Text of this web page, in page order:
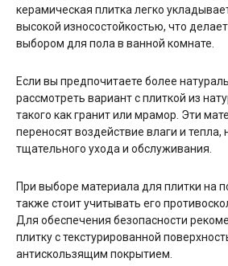
керамическая плитка легко
высокой износостойкостью, что
выбором для пола в ванной комнате.
Если вы предпочитаете более
рассмотреть вариант с плиткой из
такого как гранит или мрамор. Эти
переносят воздействие влаги и тепла,
тщательного ухода и обслуживания.
При выборе материала для плитки на
также стоит учитывать его
Для обеспечения безопасности
плитку с текстурированной
антискользящим покрытием.